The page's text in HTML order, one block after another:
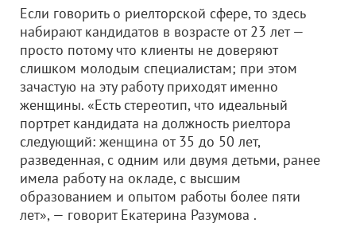
Если говорить о риелторской сфере, то здесь
набирают кандидатов в возрасте от 23 лет —
просто потому что клиенты не доверяют
слишком молодым специалистам; при этом
зачастую на эту работу приходят именно
женщины. «Есть стереотип, что идеальный
портрет кандидата на должность риелтора
следующий: женщина от 35 до 50 лет,
разведенная, с одним или двумя детьми, ранее
имела работу на окладе, с высшим
образованием и опытом работы более пяти
лет», — говорит Екатерина Разумова .